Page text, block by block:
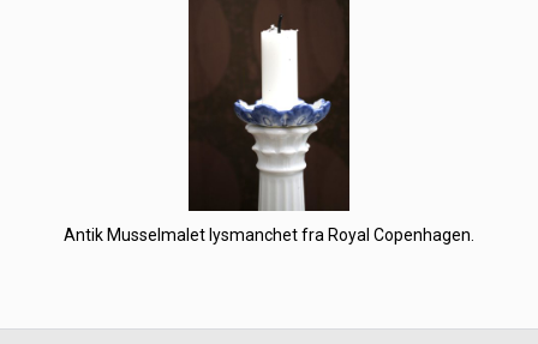
Antik Musselmalet lysmanchet fra Royal Copenhagen.